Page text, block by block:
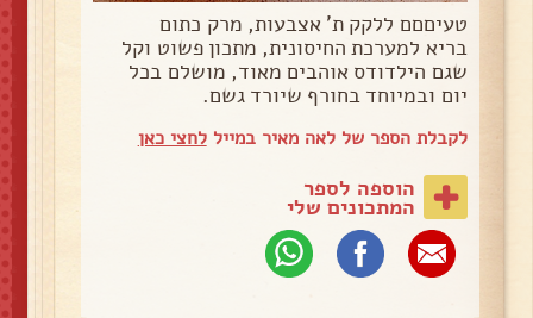
טעיםםם ללקק ת' אצבעות, מרק כתום
בריא למערכת החיסונית, מתכון פשוט וקל
שגם הילדודס אוהבים מאוד, מושלם בכל
יום ובמיוחד בחורף שיורד גשם.
לקבלת הספר של לאה מאיר במייללחצי כאן
הוספה לספר
המתכונים שלי